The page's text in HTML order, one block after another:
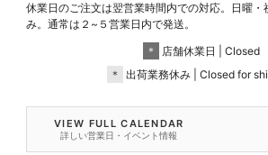
休業日のご注文は翌営業時間内での対応。日曜・
み。通常は２~５営業日内で発送。
＊
店舗休業日 | Closed
＊
出荷業務休み | Closed for
VIEW FULL CALENDAR
詳しい営業日・イベント情報